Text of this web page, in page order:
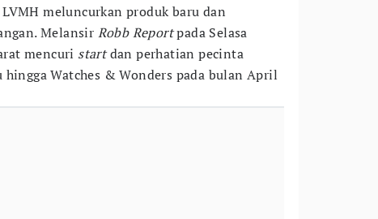
meluncurkan produk baru dan
Melansir Robb Reportpada Selasa
mencuri startdan perhatian pecinta
Watches & Wonders pada bulan April